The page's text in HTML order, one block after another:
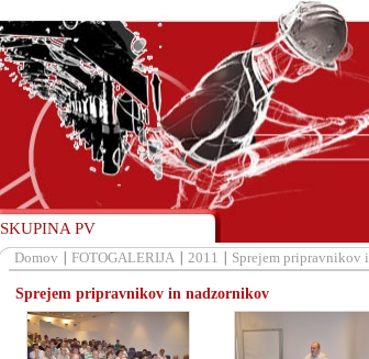
SKUPINA PV
Domov FOTOGALERIJA 2011 Sprejem pripravnikov
Sprejem pripravnikov in nadzornikov